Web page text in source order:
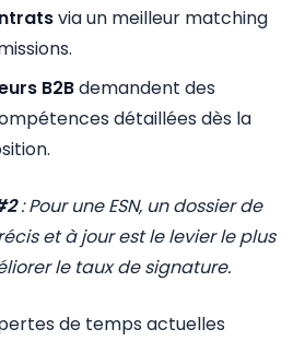
via un meilleur matching
B2Bdemandent des
détaillées dès la
:Pour une ESN, un dossier de
et à jour est le levier le plus
le taux de signature.
de temps actuelles